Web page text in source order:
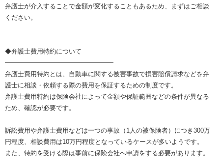
弁護士が介入することで金額が変化することもあるため、まずはご相談
ください。
◆弁護士費用特約について
━━━━━━━━━━━━━━━━━
弁護士費用特約とは、自動車に関する被害事故で損害賠償請求などを弁
護士に相談・依頼する際の費用を保証するための制度です。
弁護士費用特約は保険会社によって金額や保証範囲などの条件が異なる
ため、確認が必要です。
訴訟費用や弁護士費用などは一つの事故（1人の被保険者）につき300万
円程度、相談費用は10万円程度となっているケースが多いようです。
また、特約を受ける際は事前に保険会社へ申請をする必要があります。